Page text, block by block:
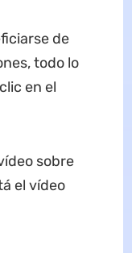
de
todo lo
en el
sobre
el vídeo